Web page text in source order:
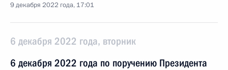
9 декабря 2022 года, 17:01
6 декабря 2022 года, вторник
6 декабря 2022 года по поручению Президента